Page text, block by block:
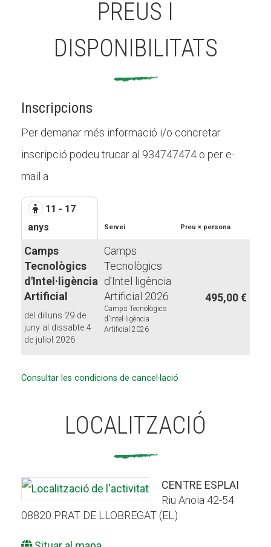
PREUS I
DISPONIBILITATS
Inscripcions
Per demanar més informació i/o concretar
inscripció podeu trucar al 934747474 o per e-
mail a
11 - 17
anys
Servei Preu × persona
Camps
Tecnològics
d'Intel·ligència
Artificial
del dilluns 29 de
juny al dissabte 4
de juliol 2026
Camps
Tecnològics
d'Intel·ligència
Artificial 2026
Camps Tecnològics
d'Intel·ligència
Artificial 2026
495,00 €
Consultar les condicions de cancel·lació
LOCALITZACIÓ
CENTRE ESPLAI
Riu Anoia 42-54
08820 PRAT DE LLOBREGAT (EL)